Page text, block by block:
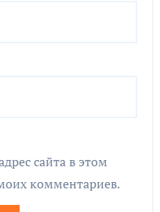
сайта в этом
комментариев.